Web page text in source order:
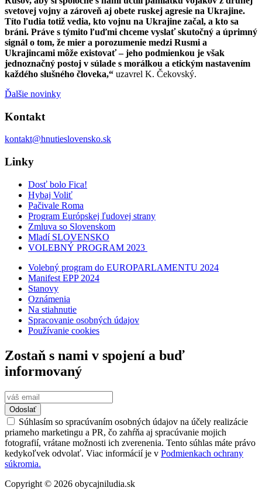
svetovej vojny a zároveň aj obete ruskej agresie na Ukrajine.
Títo ľudia totiž vedia, kto vojnu na Ukrajine začal, a kto sa
bráni. Práve s týmito ľuďmi chceme vyslať skutočný a úprimný
signál o tom, že mier a porozumenie medzi Rusmi a
Ukrajincami môže existovať – jeho podmienkou je však
jednoznačný postoj v súlade s morálkou a etickým nastavením
každého slušného človeka,“ uzavrel K. Čekovský.
Ďalšie novinky
Kontakt
kontakt@hnutieslovensko.sk
Linky
Dosť bolo Fica!
Hybaj Voliť
Pačivale Roma
Program Európskej ľudovej strany
Zmluva so Slovenskom
Mladí SLOVENSKO
VOLEBNÝ PROGRAM 2023
Volebný program do EUROPARLAMENTU 2024
Manifest EPP 2024
Stanovy
Oznámenia
Na stiahnutie
Spracovanie osobných údajov
Používanie cookies
Zostaň s nami v spojení a buď
informovaný
Odoslať
Súhlasím so spracúvaním osobných údajov na účely realizácie
priameho marketingu a PR, čo zahŕňa aj spracúvanie mojich
fotografií, vrátane možnosti ich zverenenia. Tento súhlas máte právo
kedykoľvek odvolať. Viac informácií je v Podmienkach ochrany
súkromia.
Copyright © 2026 obycajniludia.sk